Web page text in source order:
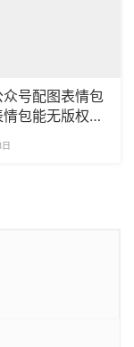
众号配图表情包
包能无版权商